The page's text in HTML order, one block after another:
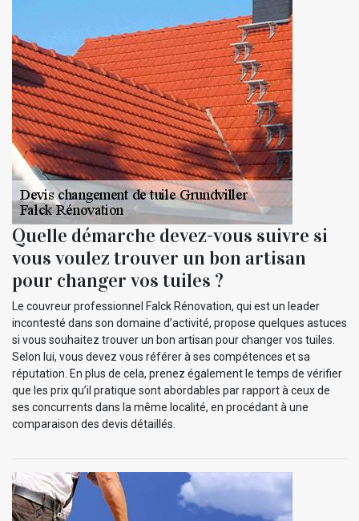
Quelle démarche devez-vous suivre si
vous voulez trouver un bon artisan
pour changer vos tuiles ?
Le couvreur professionnel Falck Rénovation, qui est un leader
incontesté dans son domaine d’activité, propose quelques astuces
si vous souhaitez trouver un bon artisan pour changer vos tuiles.
Selon lui, vous devez vous référer à ses compétences et sa
réputation. En plus de cela, prenez également le temps de vérifier
que les prix qu’il pratique sont abordables par rapport à ceux de
ses concurrents dans la même localité, en procédant à une
comparaison des devis détaillés.